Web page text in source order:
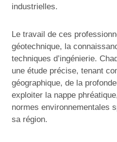
industrielles.
Le travail de ces
géotechnique, la
techniques d’ingénierie.
une étude précise, tenant
géographique, de la
exploiter la nappe
normes environnementales
sa région.